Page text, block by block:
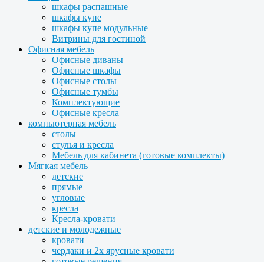
шкафы распашные
шкафы купе
шкафы купе модульные
Витрины для гостиной
Офисная мебель
Офисные диваны
Офисные шкафы
Офисные столы
Офисные тумбы
Комплектующие
Офисные кресла
компьютерная мебель
столы
стулья и кресла
Мебель для кабинета (готовые комплекты)
Мягкая мебель
детские
прямые
угловые
кресла
Кресла-кровати
детские и молодежные
кровати
чердаки и 2х ярусные кровати